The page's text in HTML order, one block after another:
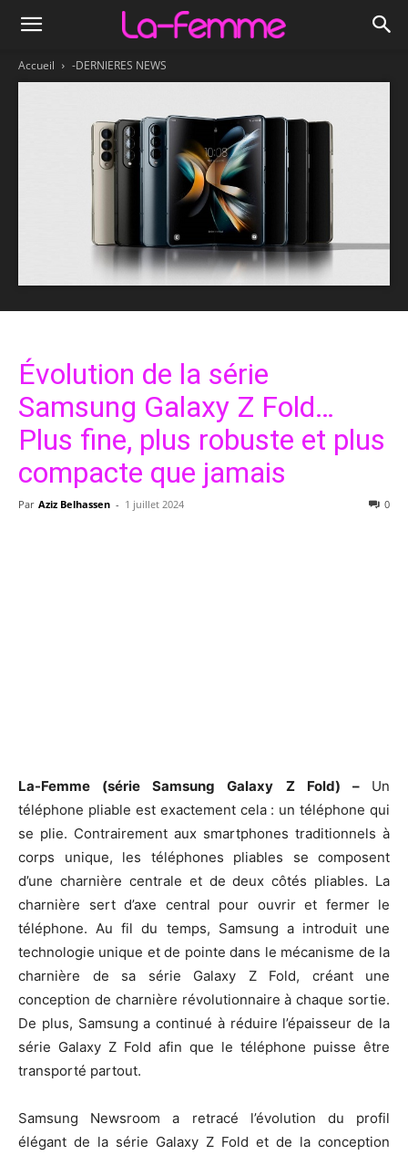
Accueil -DERNIERES NEWS
Évolution de la série
Samsung Galaxy Z Fold…
Plus fine, plus robuste et plus
compacte que jamais
Par Aziz Belhassen - 1 juillet 2024 0
La-Femme (série Samsung Galaxy Z Fold) – Un
téléphone pliable est exactement cela : un téléphone qui
se plie. Contrairement aux smartphones traditionnels à
corps unique, les téléphones pliables se composent
d’une charnière centrale et de deux côtés pliables. La
charnière sert d’axe central pour ouvrir et fermer le
téléphone. Au fil du temps, Samsung a introduit une
technologie unique et de pointe dans le mécanisme de la
charnière de sa série Galaxy Z Fold, créant une
conception de charnière révolutionnaire à chaque sortie.
De plus, Samsung a continué à réduire l’épaisseur de la
série Galaxy Z Fold afin que le téléphone puisse être
transporté partout.
Samsung Newsroom a retracé l’évolution du profil
élégant de la série Galaxy Z Fold et de la conception